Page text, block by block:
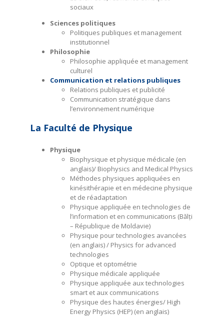
sociaux
Sciences politiques
Politiques publiques et management
institutionnel
Philosophie
Philosophie appliquée et management
culturel
Communication et relations publiques
Relations publiques et publicité
Communication stratégique dans
l’environnement numérique
La Faculté de Physique
Physique
Biophysique et physique médicale (en
anglais)/ Biophysics and Medical Physics
Méthodes physiques appliquées en
kinésithérapie et en médecine physique
et de réadaptation
Physique appliquée en technologies de
l’information et en communications (Bălți
– République de Moldavie)
Physique pour technologies avancées
(en anglais) / Physics for advanced
technologies
Optique et optométrie
Physique médicale appliquée
Physique appliquée aux technologies
smart et aux communications
Physique des hautes énergies/ High
Energy Physics (HEP) (en anglais)